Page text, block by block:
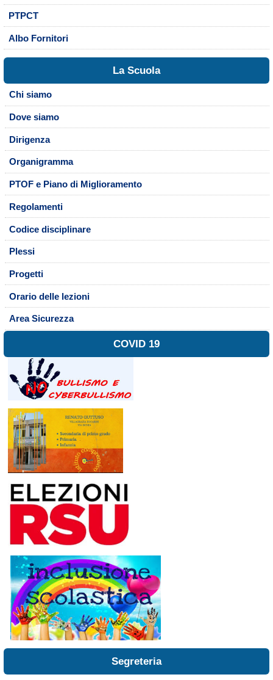
PTPCT
Albo Fornitori
La Scuola
Chi siamo
Dove siamo
Dirigenza
Organigramma
PTOF e Piano di Miglioramento
Regolamenti
Codice disciplinare
Plessi
Progetti
Orario delle lezioni
Area Sicurezza
COVID 19
Segreteria